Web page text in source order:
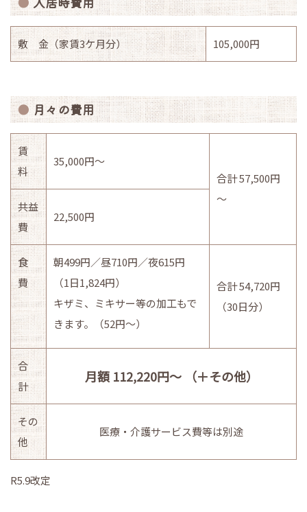
敷 金（家賃3ケ月分） 105,000円
月々の費用
賃
料
35,000円～
合計 57,500円
～
共益
費
22,500円
食
費
朝499円／昼710円／夜615円
（1日1,824円）
キザミ、ミキサー等の加工もで
きます。（52円～）
合計 54,720円
（30日分）
合
計
月額 112,220円～ （＋その他）
その
他
医療・介護サービス費等は別途
R5.9改定